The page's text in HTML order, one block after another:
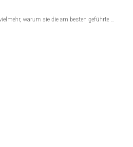
warum sie die am besten geführte …